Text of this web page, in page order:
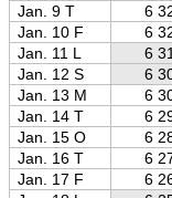
Jan. 9 T
6
Jan. 10 F
6
Jan. 11 L
6 31
Jan. 12 S
6
Jan. 13 M
6
Jan. 14 T
6
Jan. 15 O
6
Jan. 16 T
6
Jan. 17 F
6